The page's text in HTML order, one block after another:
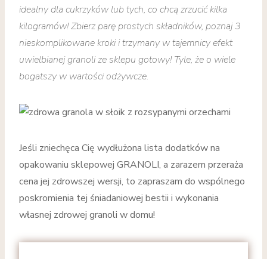
idealny dla cukrzyków lub tych, co chcą zrzucić kilka
kilogramów! Zbierz parę prostych składników, poznaj 3
nieskomplikowane kroki i trzymany w tajemnicy efekt
uwielbianej granoli ze sklepu gotowy! Tyle, że o wiele
bogatszy w wartości odżywcze.
Jeśli zniechęca Cię wydłużona lista dodatków na
opakowaniu sklepowej GRANOLI, a zarazem przeraża
cena jej zdrowszej wersji, to zapraszam do wspólnego
poskromienia tej śniadaniowej bestii i wykonania
własnej zdrowej granoli w domu!